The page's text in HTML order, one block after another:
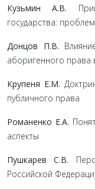
Кузьмин А.В.
государства:
Донцов П.В.
аборигенного права
Крупеня Е.М.
публичного права
Романенко Е.А.
аспекты
Пушкарев С.В.
Российской